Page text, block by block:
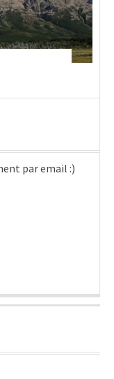
par email :)